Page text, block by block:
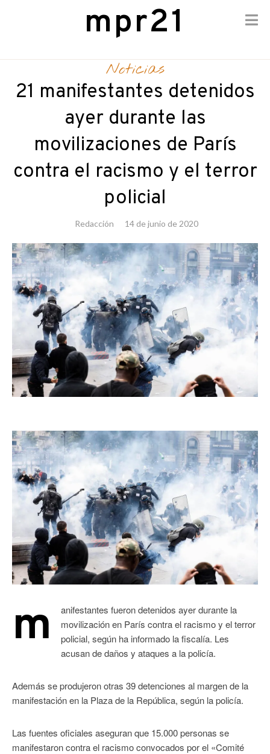
content
mpr21
Noticias
21 manifestantes detenidos
ayer durante las
movilizaciones de París
contra el racismo y el terror
policial
Redacción 14 de junio de 2020
m
anifestantes fueron detenidos ayer durante la
movilización en París contra el racismo y el terror
policial, según ha informado la fiscalía. Les
acusan de daños y ataques a la policía.
Además se produjeron otras 39 detenciones al margen de la
manifestación en la Plaza de la República, según la policía.
Las fuentes oficiales aseguran que 15.000 personas se
manifestaron contra el racismo convocados por el «Comité